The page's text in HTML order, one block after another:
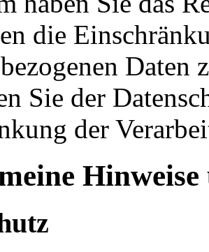
die
Daten
Sie der
der